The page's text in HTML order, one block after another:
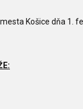
Košice dňa 1.